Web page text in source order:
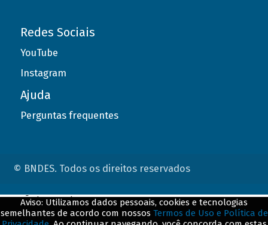
Redes Sociais
YouTube
Instagram
Ajuda
Perguntas frequentes
© BNDES. Todos os direitos reservados
Aviso: Utilizamos dados pessoais, cookies e tecnologias
semelhantes de acordo com nossos Termos de Uso e Política de
ConteÃºdo complementar
${title}${badge}